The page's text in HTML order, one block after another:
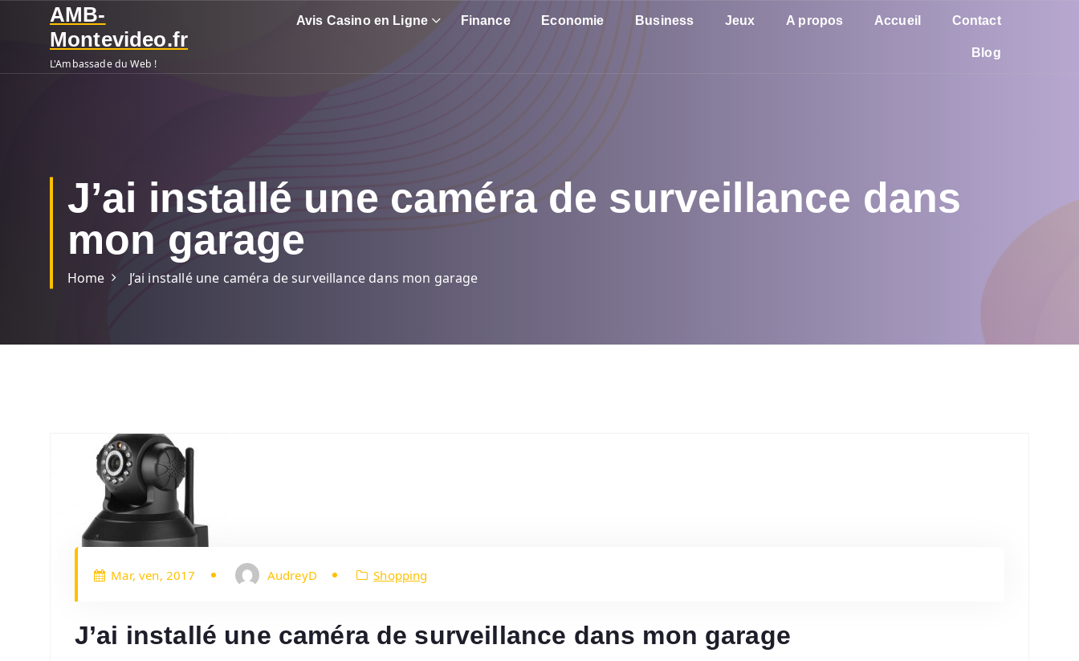
p
AMB-
Montevideo.fr
L'Ambassade du Web !
Avis Casino en Ligne Finance Economie Business Jeux A propos Accueil Contact
Blog
J’ai installé une caméra de surveillance dans
mon garage
Home J’ai installé une caméra de surveillance dans mon garage
Mar, ven, 2017 AudreyD Shopping
J’ai installé une caméra de surveillance dans mon garage